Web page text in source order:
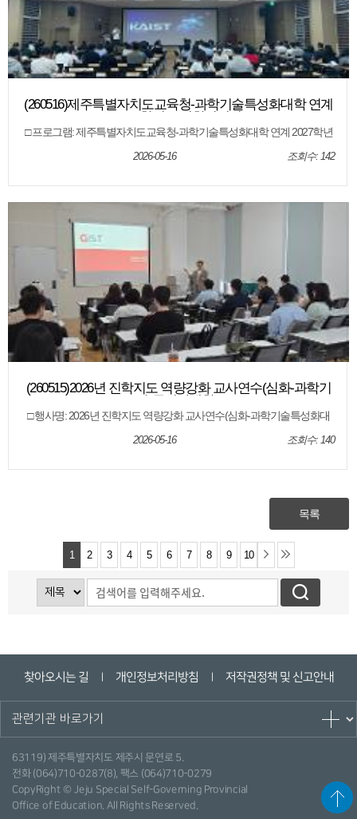
(260516)제주특별자치도교육청-과학기술특성화대학 연계
2027학년도 입학설명회
□ 프로그램: 제주특별자치도교육청-과학기술특성화대학 연계 2027학년
일고등학교 일맥관 1층 창조홀 □ 운영대상: 제주도내 과학기술특성화대
학 진학에 관심있는 고등학생, 학부모, 교사 □ 참가대학: 한국과학기술원
기술원(GIST) □ 운영내용: 과학기술특성화대학 2027학년도 입학전형 설
2026-05-16 조회수: 142
(260515)2026년 진학지도 역량강화 교사연수(심화-과학기
술특성화대학)
□ 행사명: 2026년 진학지도 역량강화 교사연수(심화-과학기술특성화대
ST(한국과학기술원), UINST(울산과학기술원) □ 일시: 2026. 5. 15.(금) □ 장
소: 제주특별자치도교육청 오라청사 6회의실 □ 대상: 도내 고등학교 교사
5. 15.(금) □ 장소: 제주특별자치도교육청 오라청사 6회의실 □ 대상: 도내
2026-05-16 조회수: 140
목록
1 2 3 4 5 6 7 8 9 10
찾아오시는 길 개인정보처리방침 저작권정책 및 신고안내
63119) 제주특별자치도 제주시 문연로 5.
전화 (064)710-0287(8), 팩스 (064)710-0279
CopyRight © Jeju Special Self-Governing Provincial
Office of Education. All Rights Reserved.